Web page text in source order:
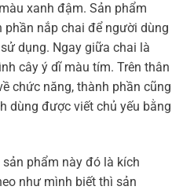
xanh đậm. Sản phẩm
nắp chai để người dùng
dụng. Ngay giữa chai là
cây ý dĩ màu tím. Trên thân
chức năng, thành phần cũng
dùng được viết chủ yếu bằng
phẩm này đó là kích
như mình biết thì sản